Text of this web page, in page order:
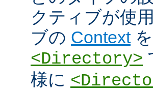
クティブが使
ブの Contextを
<Directory>
様に